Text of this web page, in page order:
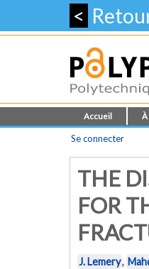
<
Accueil À
Se connecter
THE
FOR
J. Lemery,